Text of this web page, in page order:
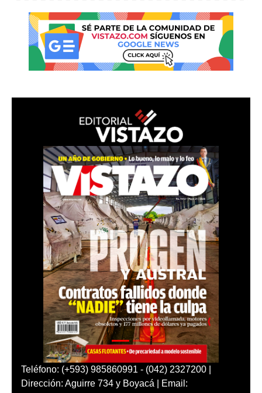
Teléfono: (+593) 985860991 - (042) 2327200 |
Dirección: Aguirre 734 y Boyacá | Email: